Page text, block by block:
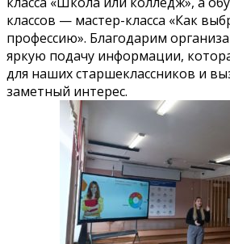
классов — мастер-класса «Как
профессию». Благодарим
яркую подачу информации,
для наших старшеклассников и
заметный интерес.